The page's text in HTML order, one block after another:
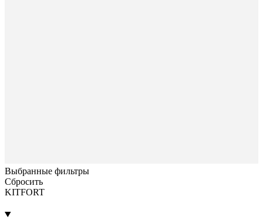
Выбранные фильтры
Сбросить
KITFORT